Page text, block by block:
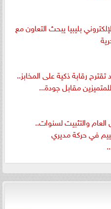
بليبيا يبحث التعاون مع
رقابة ذكية على المخابز..
مقابل جودة...
والتثبيت لسنوات..
في حركة مديري